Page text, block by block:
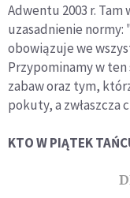
Adwentu 2003 r. Tam
uzasadnienie normy:
obowiązuje we
Przypominamy w
zabaw oraz tym,
pokuty, a zwłaszcza
KTO W PIĄTEK